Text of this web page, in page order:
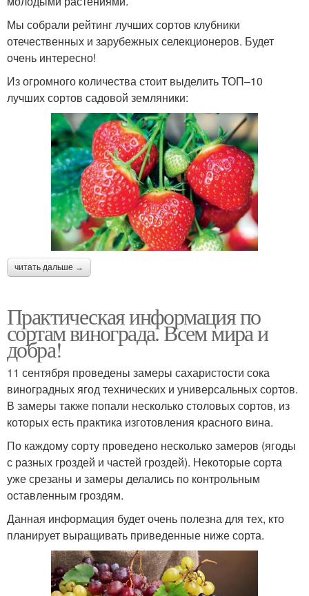
Мы собрали рейтинг лучших сортов клубники
отечественных и зарубежных селекционеров. Будет
очень интересно!
Из огромного количества стоит выделить ТОП–10
лучших сортов садовой земляники:
читать дальше →
Практическая информация по
сортам винограда. Всем мира и
добра!
11 сентября проведены замеры сахаристости сока
виноградных ягод технических и универсальных сортов.
В замеры также попали несколько столовых сортов, из
которых есть практика изготовления красного вина.
По каждому сорту проведено несколько замеров (ягоды
с разных гроздей и частей гроздей). Некоторые сорта
уже срезаны и замеры делались по контрольным
оставленным гроздям.
Данная информация будет очень полезна для тех, кто
планирует выращивать приведенные ниже сорта.